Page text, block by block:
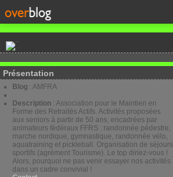
Présentation
Blog : AMFRA
Description : Association pour le Maintien en
Forme des Retraités Actifs. Activités proposées
aux seniors à partir de 50 ans, encadrées par
animateurs fédéraux FFRS : randonnée pédestre,
marche nordique, gymnastique, randonnée vélo,
aquatraining et pickleball. Organisation de séjours
sportifs (agrément Tourisme). Le top diriez-vous !
Alors, pourquoi ne pas venir essayer nos activités
dans un cadre convivial !